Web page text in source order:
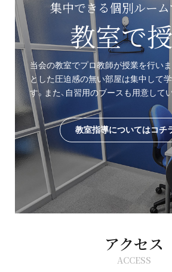
集中できる個別ルーム
教室で
当会の教室でプロ教師が授業を行い
とした圧迫感の無い部屋は集中して
す。また、自習用のブースも用意して
教室指導についてはコチ
アクセス
ACCESS